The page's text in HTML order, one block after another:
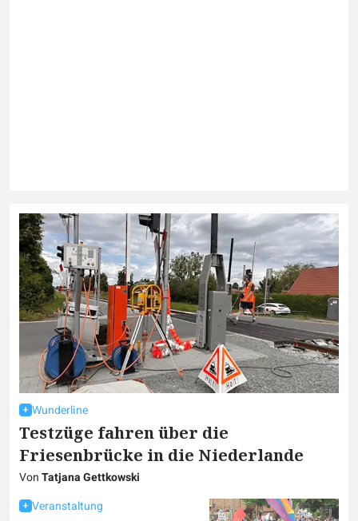
Wunderline
Testzüge fahren über die
Friesenbrücke in die Niederlande
VonTatjana Gettkowski
Veranstaltung